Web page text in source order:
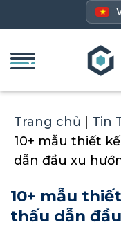
qua
dung
Trang chủ Tin
10+ mẫu thiết
dẫn đầu xu
10+ mẫu
thấu dẫn